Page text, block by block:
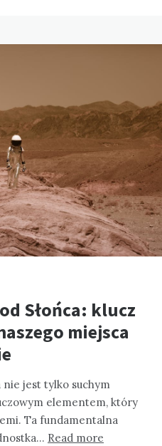
Słońca: klucz
miejsca
nie jest tylko suchym
elementem, który
Ta fundamentalna
Read more